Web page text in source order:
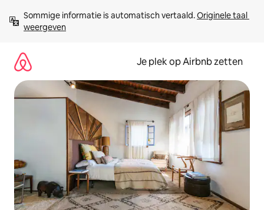
direct
naar
Sommige informatie is automatisch vertaald. Originele taal
weergeven
Je plek op Airbnb zetten